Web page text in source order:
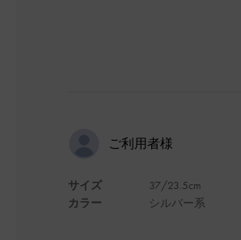
ご利用者様
サイズ
カラー
37/23.5cm
シルバー系